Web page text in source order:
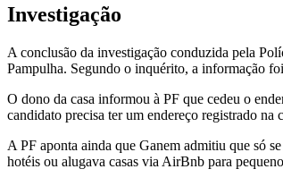
Investigação
A conclusão da investigação conduzida pela
Pampulha. Segundo o inquérito, a informação
O dono da casa informou à PF que cedeu o
candidato precisa ter um endereço registrado na
A PF aponta ainda que Ganem admitiu que só
hotéis ou alugava casas via AirBnb para